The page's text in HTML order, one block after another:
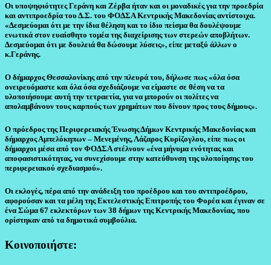
Οι υποψηφιότητες Γεράνη και Ζέρβα ήταν και οι μοναδικές για την προεδρία
και αντιπροεδρία του Δ.Σ. του ΦΟΔΣΑ Κεντρικής Μακεδονίας αντίστοιχα.
«Δεσμεύομαι ότι με την ίδια θέληση και το ίδιο πείσμα θα δουλέψουμε
ενωτικά στον ευαίσθητο τομέα της διαχείρισης των στερεών αποβλήτων.
Δεσμεύομαι ότι με δουλειά θα δώσουμε λύσεις», είπε μεταξύ άλλων ο
κ.Γεράνης.
Ο δήμαρχος Θεσσαλονίκης από την πλευρά του, δήλωσε πως «όλα όσα
ονειρευόμαστε και όλα όσα σχεδιάζουμε να είμαστε σε θέση να τα
υλοποιήσουμε αυτή την τετραετία, για να μπορούν οι πολίτες να
απολαμβάνουν τους καρπούς των χρημάτων που δίνουν προς τους δήμους».
Ο πρόεδρος της Περιφερειακής Ένωσης Δήμων Κεντρικής Μακεδονίας και
δήμαρχος Αμπελόκηπων – Μενεμένης, Λάζαρος Κυρίζογλου, είπε πως οι
δήμαρχοι μέσα από τον ΦΟΔΣΑ στέλνουν «ένα μήνυμα ενότητας και
αποφασιστικότητας, να συνεχίσουμε στην κατεύθυνση της υλοποίησης του
περιφερειακού σχεδιασμού».
Οι εκλογές, πέρα από την ανάδειξη του προέδρου και του αντιπροέδρου,
αφορούσαν και τα μέλη της Εκτελεστικής Επιτροπής του Φορέα και έγιναν σε
ένα Σώμα 67 εκλεκτόρων των 38 δήμων της Κεντρικής Μακεδονίας, που
ορίστηκαν από τα δημοτικά συμβούλια.
Κοινοποιήστε: